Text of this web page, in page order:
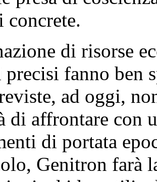
concrete.
di risorse
fanno ben
ad oggi,
di affrontare con
di portata
Genitron farà